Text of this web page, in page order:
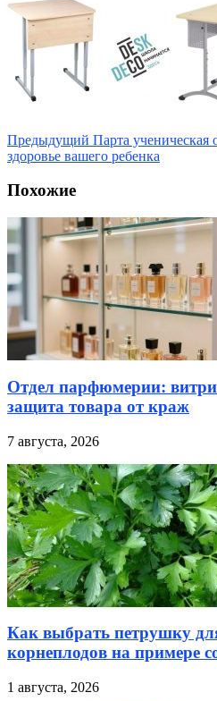
Предыдущий Парта ученическая
здоровье вашего ребенка
Похожие
Отдел парфюмерии:
защита товара от краж
7 августа, 2026
Как выбрать петрушку
корнеплодов на примере
1 августа, 2026